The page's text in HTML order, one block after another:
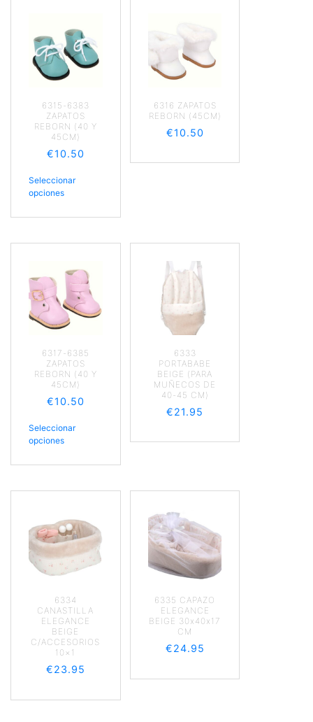
6315-6383
ZAPATOS
REBORN (40 Y
45CM)
€10.50
Seleccionar
opciones
6316 ZAPATOS
REBORN (45CM)
€10.50
6317-6385
ZAPATOS
REBORN (40 Y
45CM)
€10.50
Seleccionar
opciones
6333
PORTABABE
BEIGE (PARA
MUÑECOS DE
40-45 CM)
€21.95
6334
CANASTILLA
ELEGANCE
BEIGE
C/ACCESORIOS
10×1
€23.95
6335 CAPAZO
ELEGANCE
BEIGE 30x40x17
CM
€24.95